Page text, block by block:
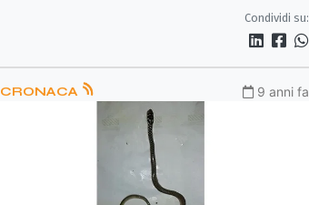
Condividi su:
CRONACA 9 anni fa